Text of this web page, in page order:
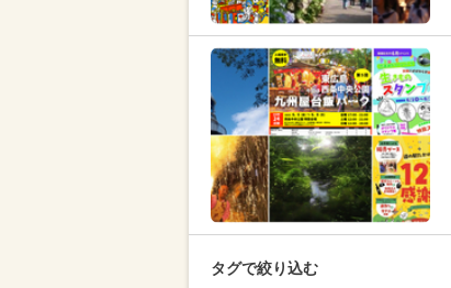
タグで絞り込む